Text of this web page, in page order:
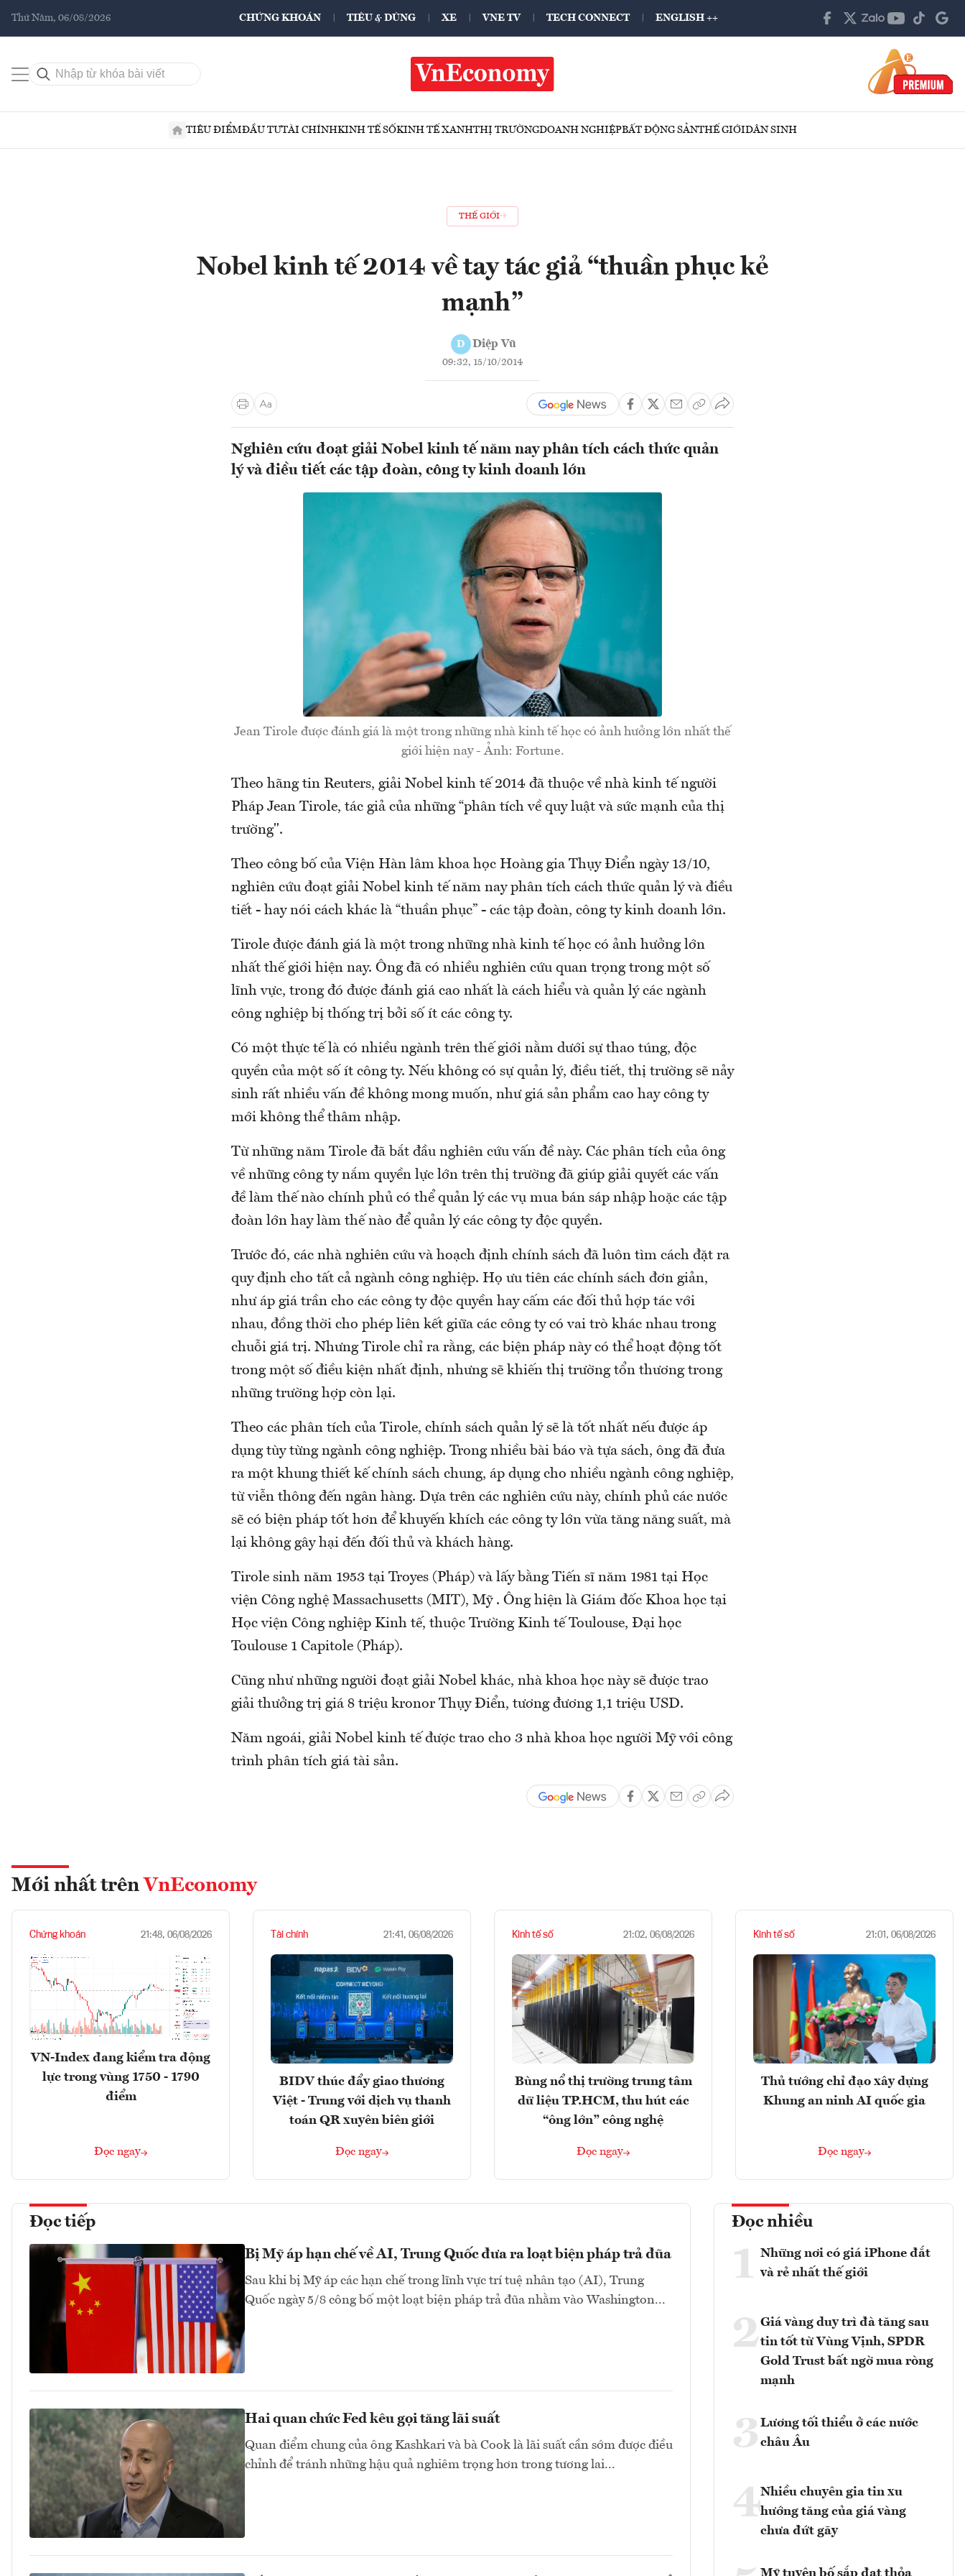
Thứ Năm, 06/08/2026 CHỨNG KHOÁN TIÊU & DÙNG XE VNE TV TECH CONNECT ENGLISH ++
TIÊU ĐIỂMĐẦU TƯTÀI CHÍNHKINH TẾ SỐKINH TẾ XANHTHỊ TRƯỜNGDOANH NGHIỆPBẤT ĐỘNG SẢNTHẾ GIỚIDÂN SINH
THẾ GIỚI
Nobel kinh tế 2014 về tay tác giả “thuần phục kẻ
mạnh”
D Diệp Vũ
09:32, 15/10/2014
Nghiên cứu đoạt giải Nobel kinh tế năm nay phân tích cách thức quản
lý và điều tiết các tập đoàn, công ty kinh doanh lớn
Jean Tirole được đánh giá là một trong những nhà kinh tế học có ảnh hưởng lớn nhất thế
giới hiện nay - Ảnh: Fortune.
Theo hãng tin Reuters, giải Nobel kinh tế 2014 đã thuộc về nhà kinh tế người
Pháp Jean Tirole, tác giả của những “phân tích về quy luật và sức mạnh của thị
trường".
Theo công bố của Viện Hàn lâm khoa học Hoàng gia Thụy Điển ngày 13/10,
nghiên cứu đoạt giải Nobel kinh tế năm nay phân tích cách thức quản lý và điều
tiết - hay nói cách khác là “thuần phục” - các tập đoàn, công ty kinh doanh lớn.
Tirole được đánh giá là một trong những nhà kinh tế học có ảnh hưởng lớn
nhất thế giới hiện nay. Ông đã có nhiều nghiên cứu quan trọng trong một số
lĩnh vực, trong đó được đánh giá cao nhất là cách hiểu và quản lý các ngành
công nghiệp bị thống trị bởi số ít các công ty.
Có một thực tế là có nhiều ngành trên thế giới nằm dưới sự thao túng, độc
quyền của một số ít công ty. Nếu không có sự quản lý, điều tiết, thị trường sẽ nảy
sinh rất nhiều vấn đề không mong muốn, như giá sản phẩm cao hay công ty
mới không thể thâm nhập.
Từ những năm Tirole đã bắt đầu nghiên cứu vấn đề này. Các phân tích của ông
về những công ty nắm quyền lực lớn trên thị trường đã giúp giải quyết các vấn
đề làm thế nào chính phủ có thể quản lý các vụ mua bán sáp nhập hoặc các tập
đoàn lớn hay làm thế nào để quản lý các công ty độc quyền.
Trước đó, các nhà nghiên cứu và hoạch định chính sách đã luôn tìm cách đặt ra
quy định cho tất cả ngành công nghiệp. Họ ưu tiên các chính sách đơn giản,
như áp giá trần cho các công ty độc quyền hay cấm các đối thủ hợp tác với
nhau, đồng thời cho phép liên kết giữa các công ty có vai trò khác nhau trong
chuỗi giá trị. Nhưng Tirole chỉ ra rằng, các biện pháp này có thể hoạt động tốt
trong một số điều kiện nhất định, nhưng sẽ khiến thị trường tổn thương trong
những trường hợp còn lại.
Theo các phân tích của Tirole, chính sách quản lý sẽ là tốt nhất nếu được áp
dụng tùy từng ngành công nghiệp. Trong nhiều bài báo và tựa sách, ông đã đưa
ra một khung thiết kế chính sách chung, áp dụng cho nhiều ngành công nghiệp,
từ viễn thông đến ngân hàng. Dựa trên các nghiên cứu này, chính phủ các nước
sẽ có biện pháp tốt hơn để khuyến khích các công ty lớn vừa tăng năng suất, mà
lại không gây hại đến đối thủ và khách hàng.
Tirole sinh năm 1953 tại Troyes (Pháp) và lấy bằng Tiến sĩ năm 1981 tại Học
viện Công nghệ Massachusetts (MIT), Mỹ . Ông hiện là Giám đốc Khoa học tại
Học viện Công nghiệp Kinh tế, thuộc Trường Kinh tế Toulouse, Đại học
Toulouse 1 Capitole (Pháp).
Cũng như những người đoạt giải Nobel khác, nhà khoa học này sẽ được trao
giải thưởng trị giá 8 triệu kronor Thụy Điển, tương đương 1,1 triệu USD.
Năm ngoái, giải Nobel kinh tế được trao cho 3 nhà khoa học người Mỹ với công
trình phân tích giá tài sản.
Mới nhất trên VnEconomy
Chứng khoán 21:48, 06/08/2026
VN-Index đang kiểm tra động
lực trong vùng 1750 - 1790
điểm
Đọc ngay
Tài chính 21:41, 06/08/2026
BIDV thúc đẩy giao thương
Việt - Trung với dịch vụ thanh
toán QR xuyên biên giới
Đọc ngay
Kinh tế số 21:02, 06/08/2026
Bùng nổ thị trường trung tâm
dữ liệu TP.HCM, thu hút các
“ông lớn” công nghệ
Đọc ngay
Kinh tế số 21:01, 06/08/2026
Thủ tướng chỉ đạo xây dựng
Khung an ninh AI quốc gia
Đọc ngay
Đọc tiếp
Bị Mỹ áp hạn chế về AI, Trung Quốc đưa ra loạt biện pháp trả đũa
Sau khi bị Mỹ áp các hạn chế trong lĩnh vực trí tuệ nhân tạo (AI), Trung
Quốc ngày 5/8 công bố một loạt biện pháp trả đũa nhằm vào Washington...
Hai quan chức Fed kêu gọi tăng lãi suất
Quan điểm chung của ông Kashkari và bà Cook là lãi suất cần sớm được điều
chỉnh để tránh những hậu quả nghiêm trọng hơn trong tương lai...
Đọc nhiều
1 Những nơi có giá iPhone đắt
và rẻ nhất thế giới
2Giá vàng duy trì đà tăng sau
tin tốt từ Vùng Vịnh, SPDR
Gold Trust bất ngờ mua ròng
mạnh
3 Lương tối thiểu ở các nước
châu Âu
4Nhiều chuyên gia tin xu
hướng tăng của giá vàng
chưa đứt gãy
Mỹ tuyên bố sắp đạt thỏa